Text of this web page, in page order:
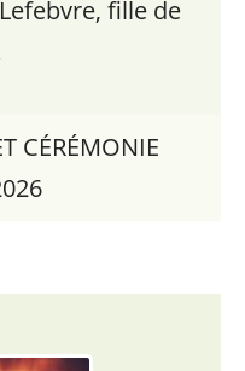
fille de
CÉRÉMONIE